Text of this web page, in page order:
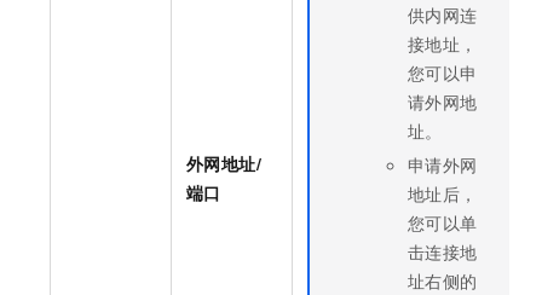
外网地址/
端口
供内网连
接地址，
您可以申
请外网地
址。
申请外网
地址后，
您可以单
击连接地
址右侧的